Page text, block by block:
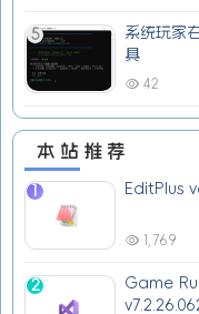
5
系统玩家
具
42
本站推荐
1 EditPlus
1,769
2
Game